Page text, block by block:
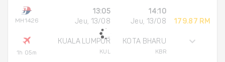
MH1426
1h 05m
13:05
Jeu, 13/08
KUALA LUMPUR
KUL
14:10
Jeu, 13/08
KOTA BHARU
KBR
179.87 RM